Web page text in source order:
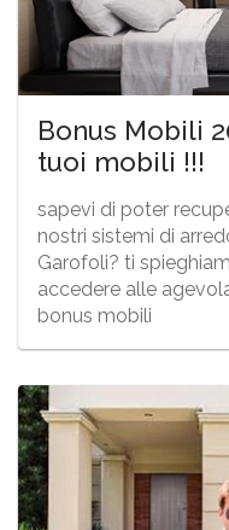
Bonus Mobili
tuoi mobili !!!
sapevi di poter
nostri sistemi di
Garofoli? ti
accedere alle
bonus mobili